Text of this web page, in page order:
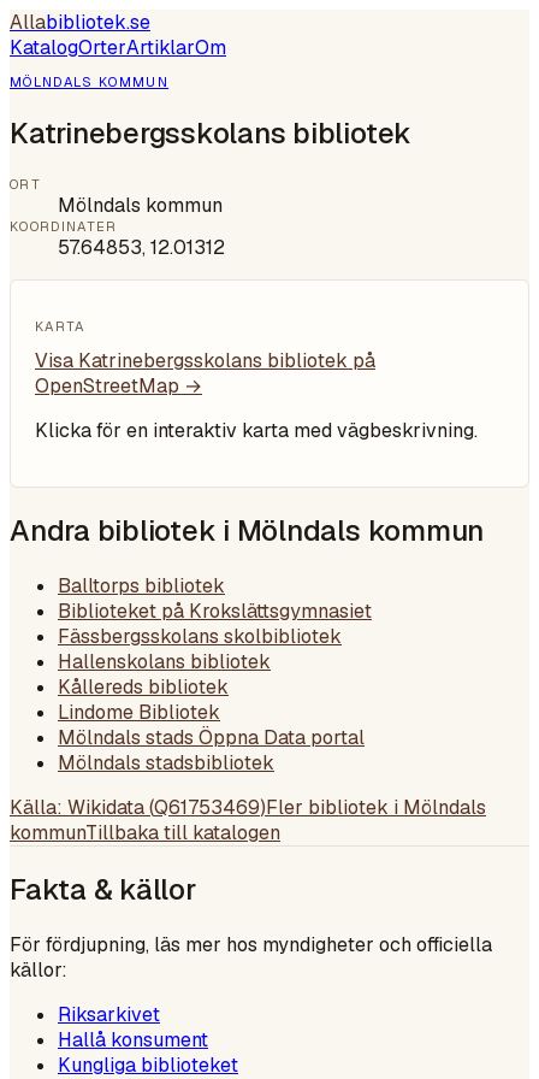
Allabibliotek.se
KatalogOrterArtiklarOm
MÖLNDALS KOMMUN
Katrinebergsskolans bibliotek
ORT
Mölndals kommun
KOORDINATER
57.64853,12.01312
KARTA
Visa Katrinebergsskolans bibliotek på
OpenStreetMap →
Klicka för en interaktiv karta med vägbeskrivning.
Andra bibliotek i Mölndals kommun
Balltorps bibliotek
Biblioteket på Krokslättsgymnasiet
Fässbergsskolans skolbibliotek
Hallenskolans bibliotek
Kållereds bibliotek
Lindome Bibliotek
Mölndals stads Öppna Data portal
Mölndals stadsbibliotek
Källa: Wikidata (Q61753469)Fler bibliotek i Mölndals
kommunTillbaka till katalogen
Fakta & källor
För fördjupning, läs mer hos myndigheter och officiella
källor:
Riksarkivet
Hallå konsument
Kungliga biblioteket